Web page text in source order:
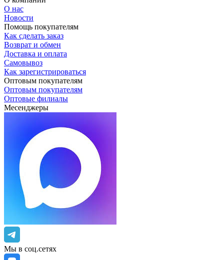
О нас
Новости
Помощь покупателям
Как сделать заказ
Возврат и обмен
Доставка и оплата
Самовывоз
Как зарегистрироваться
Оптовым покупателям
Оптовым покупателям
Оптовые филиалы
Месенджеры
Мы в соц.сетях